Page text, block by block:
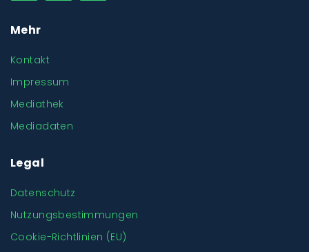
Mehr
Kontakt
Impressum
Mediathek
Mediadaten
Legal
Datenschutz
Nutzungsbestimmungen
Cookie-Richtlinien (EU)